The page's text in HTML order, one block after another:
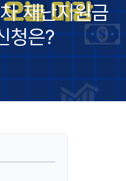
재난지원금
청은?